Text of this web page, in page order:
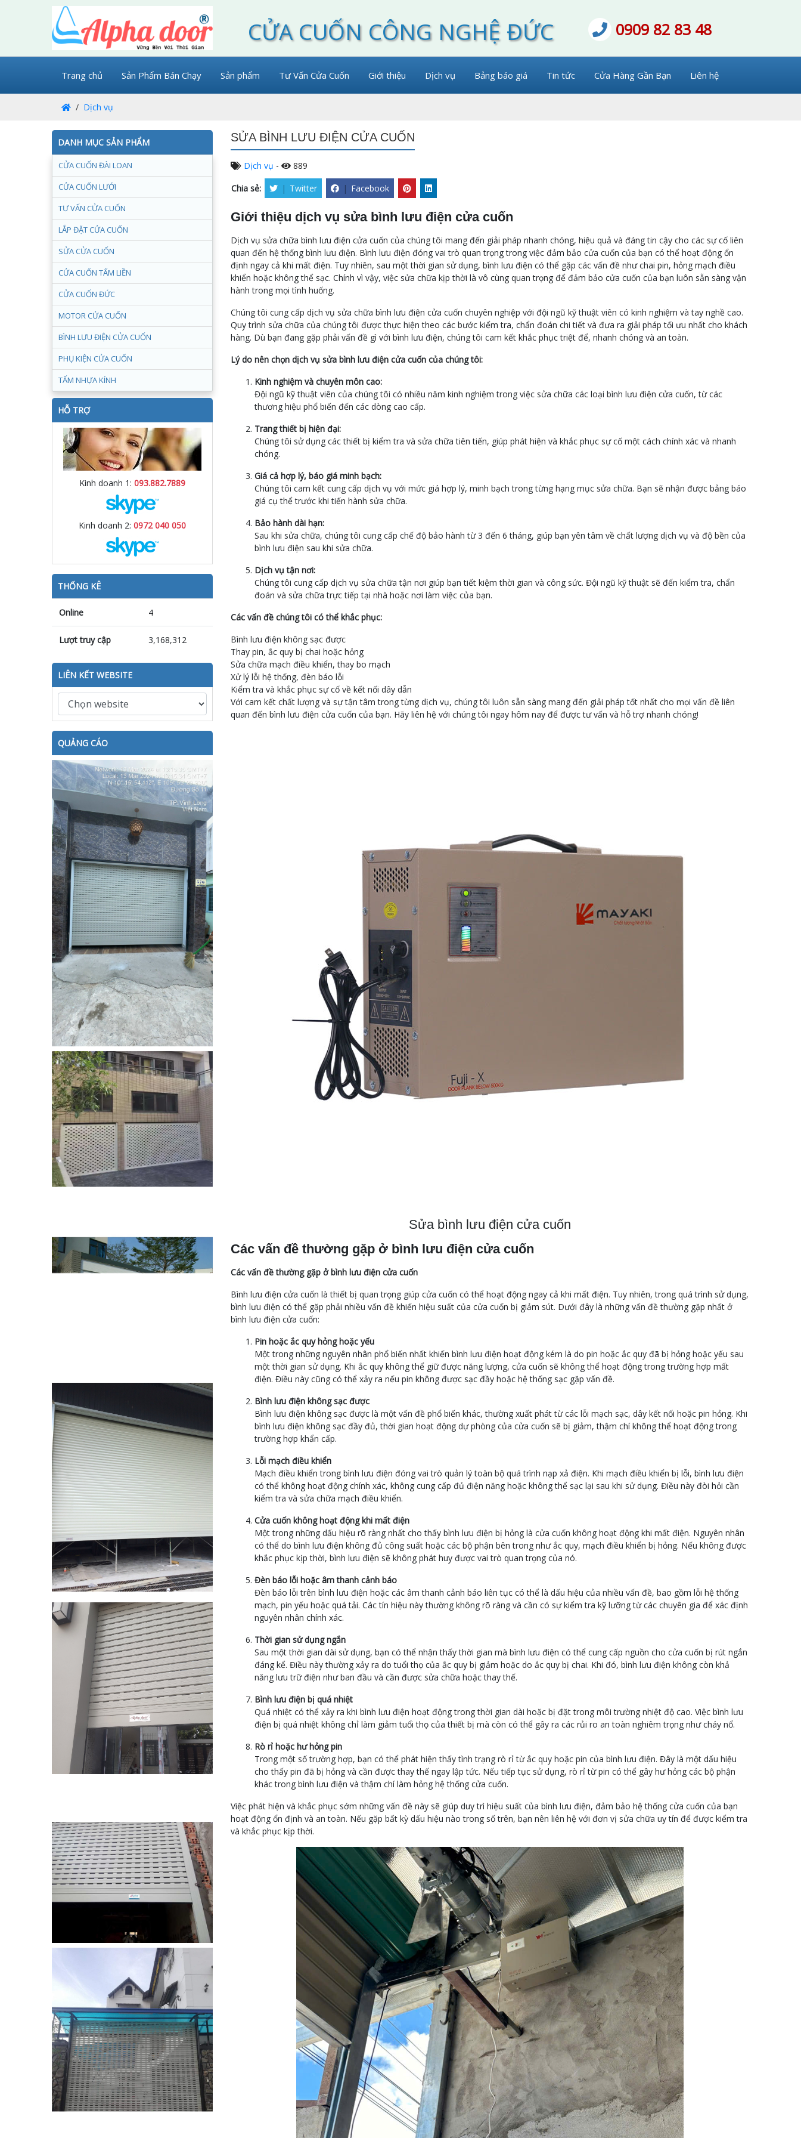
CỬA CUỐN CÔNG NGHỆ ĐỨC 0909 82 83 48
Trang chủ Sản Phẩm Bán Chạy Sản phẩm Tư Vấn Cửa Cuốn Giới thiệu Dịch vụ Bảng báo giá Tin tức Cửa Hàng Gần Bạn Liên hệ
Dịch vụ
DANH MỤC SẢN PHẨM
CỬA CUỐN ĐÀI LOAN
CỬA CUỐN LƯỚI
TƯ VẤN CỬA CUỐN
LẮP ĐẶT CỬA CUỐN
SỬA CỬA CUỐN
CỬA CUỐN TẤM LIỀN
CỬA CUỐN ĐỨC
MOTOR CỬA CUỐN
BÌNH LƯU ĐIỆN CỬA CUỐN
PHỤ KIỆN CỬA CUỐN
TẤM NHỰA KÍNH
HỖ TRỢ
Kinh doanh 1: 093.882.7889
Kinh doanh 2: 0972 040 050
THỐNG KÊ
Online 4
Lượt truy cập 3,168,312
LIÊN KẾT WEBSITE
QUẢNG CÁO
SỬA BÌNH LƯU ĐIỆN CỬA CUỐN
Dịch vụ -
889
Chia sẻ:
| Twitter | Facebook
Giới thiệu dịch vụ sửa bình lưu điện cửa cuốn
Dịch vụ sửa chữa bình lưu điện cửa cuốn của chúng tôi mang đến giải pháp nhanh chóng, hiệu quả và đáng tin cậy cho các sự cố liên
quan đến hệ thống bình lưu điện. Bình lưu điện đóng vai trò quan trọng trong việc đảm bảo cửa cuốn của bạn có thể hoạt động ổn
định ngay cả khi mất điện. Tuy nhiên, sau một thời gian sử dụng, bình lưu điện có thể gặp các vấn đề như chai pin, hỏng mạch điều
khiển hoặc không thể sạc. Chính vì vậy, việc sửa chữa kịp thời là vô cùng quan trọng để đảm bảo cửa cuốn của bạn luôn sẵn sàng vận
hành trong mọi tình huống.
Chúng tôi cung cấp dịch vụ sửa chữa bình lưu điện cửa cuốn chuyên nghiệp với đội ngũ kỹ thuật viên có kinh nghiệm và tay nghề cao.
Quy trình sửa chữa của chúng tôi được thực hiện theo các bước kiểm tra, chẩn đoán chi tiết và đưa ra giải pháp tối ưu nhất cho khách
hàng. Dù bạn đang gặp phải vấn đề gì với bình lưu điện, chúng tôi cam kết khắc phục triệt để, nhanh chóng và an toàn.
Lý do nên chọn dịch vụ sửa bình lưu điện cửa cuốn của chúng tôi:
Kinh nghiệm và chuyên môn cao:
Đội ngũ kỹ thuật viên của chúng tôi có nhiều năm kinh nghiệm trong việc sửa chữa các loại bình lưu điện cửa cuốn, từ các
thương hiệu phổ biến đến các dòng cao cấp.
Trang thiết bị hiện đại:
Chúng tôi sử dụng các thiết bị kiểm tra và sửa chữa tiên tiến, giúp phát hiện và khắc phục sự cố một cách chính xác và nhanh
chóng.
Giá cả hợp lý, báo giá minh bạch:
Chúng tôi cam kết cung cấp dịch vụ với mức giá hợp lý, minh bạch trong từng hạng mục sửa chữa. Bạn sẽ nhận được bảng báo
giá cụ thể trước khi tiến hành sửa chữa.
Bảo hành dài hạn:
Sau khi sửa chữa, chúng tôi cung cấp chế độ bảo hành từ 3 đến 6 tháng, giúp bạn yên tâm về chất lượng dịch vụ và độ bền của
bình lưu điện sau khi sửa chữa.
Dịch vụ tận nơi:
Chúng tôi cung cấp dịch vụ sửa chữa tận nơi giúp bạn tiết kiệm thời gian và công sức. Đội ngũ kỹ thuật sẽ đến kiểm tra, chẩn
đoán và sửa chữa trực tiếp tại nhà hoặc nơi làm việc của bạn.
Các vấn đề chúng tôi có thể khắc phục:
Bình lưu điện không sạc được
Thay pin, ắc quy bị chai hoặc hỏng
Sửa chữa mạch điều khiển, thay bo mạch
Xử lý lỗi hệ thống, đèn báo lỗi
Kiểm tra và khắc phục sự cố về kết nối dây dẫn
Với cam kết chất lượng và sự tận tâm trong từng dịch vụ, chúng tôi luôn sẵn sàng mang đến giải pháp tốt nhất cho mọi vấn đề liên
quan đến bình lưu điện cửa cuốn của bạn. Hãy liên hệ với chúng tôi ngay hôm nay để được tư vấn và hỗ trợ nhanh chóng!
Sửa bình lưu điện cửa cuốn
Các vấn đề thường gặp ở bình lưu điện cửa cuốn
Các vấn đề thường gặp ở bình lưu điện cửa cuốn
Bình lưu điện cửa cuốn là thiết bị quan trọng giúp cửa cuốn có thể hoạt động ngay cả khi mất điện. Tuy nhiên, trong quá trình sử dụng,
bình lưu điện có thể gặp phải nhiều vấn đề khiến hiệu suất của cửa cuốn bị giảm sút. Dưới đây là những vấn đề thường gặp nhất ở
bình lưu điện cửa cuốn:
Pin hoặc ắc quy hỏng hoặc yếu
Một trong những nguyên nhân phổ biến nhất khiến bình lưu điện hoạt động kém là do pin hoặc ắc quy đã bị hỏng hoặc yếu sau
một thời gian sử dụng. Khi ắc quy không thể giữ được năng lượng, cửa cuốn sẽ không thể hoạt động trong trường hợp mất
điện. Điều này cũng có thể xảy ra nếu pin không được sạc đầy hoặc hệ thống sạc gặp vấn đề.
Bình lưu điện không sạc được
Bình lưu điện không sạc được là một vấn đề phổ biến khác, thường xuất phát từ các lỗi mạch sạc, dây kết nối hoặc pin hỏng. Khi
bình lưu điện không sạc đầy đủ, thời gian hoạt động dự phòng của cửa cuốn sẽ bị giảm, thậm chí không thể hoạt động trong
trường hợp khẩn cấp.
Lỗi mạch điều khiển
Mạch điều khiển trong bình lưu điện đóng vai trò quản lý toàn bộ quá trình nạp xả điện. Khi mạch điều khiển bị lỗi, bình lưu điện
có thể không hoạt động chính xác, không cung cấp đủ điện năng hoặc không thể sạc lại sau khi sử dụng. Điều này đòi hỏi cần
kiểm tra và sửa chữa mạch điều khiển.
Cửa cuốn không hoạt động khi mất điện
Một trong những dấu hiệu rõ ràng nhất cho thấy bình lưu điện bị hỏng là cửa cuốn không hoạt động khi mất điện. Nguyên nhân
có thể do bình lưu điện không đủ công suất hoặc các bộ phận bên trong như ắc quy, mạch điều khiển bị hỏng. Nếu không được
khắc phục kịp thời, bình lưu điện sẽ không phát huy được vai trò quan trọng của nó.
Đèn báo lỗi hoặc âm thanh cảnh báo
Đèn báo lỗi trên bình lưu điện hoặc các âm thanh cảnh báo liên tục có thể là dấu hiệu của nhiều vấn đề, bao gồm lỗi hệ thống
mạch, pin yếu hoặc quá tải. Các tín hiệu này thường không rõ ràng và cần có sự kiểm tra kỹ lưỡng từ các chuyên gia để xác định
nguyên nhân chính xác.
Thời gian sử dụng ngắn
Sau một thời gian dài sử dụng, bạn có thể nhận thấy thời gian mà bình lưu điện có thể cung cấp nguồn cho cửa cuốn bị rút ngắn
đáng kể. Điều này thường xảy ra do tuổi thọ của ắc quy bị giảm hoặc do ắc quy bị chai. Khi đó, bình lưu điện không còn khả
năng lưu trữ điện như ban đầu và cần được sửa chữa hoặc thay thế.
Bình lưu điện bị quá nhiệt
Quá nhiệt có thể xảy ra khi bình lưu điện hoạt động trong thời gian dài hoặc bị đặt trong môi trường nhiệt độ cao. Việc bình lưu
điện bị quá nhiệt không chỉ làm giảm tuổi thọ của thiết bị mà còn có thể gây ra các rủi ro an toàn nghiêm trọng như cháy nổ.
Rò rỉ hoặc hư hỏng pin
Trong một số trường hợp, bạn có thể phát hiện thấy tình trạng rò rỉ từ ắc quy hoặc pin của bình lưu điện. Đây là một dấu hiệu
cho thấy pin đã bị hỏng và cần được thay thế ngay lập tức. Nếu tiếp tục sử dụng, rò rỉ từ pin có thể gây hư hỏng các bộ phận
khác trong bình lưu điện và thậm chí làm hỏng hệ thống cửa cuốn.
Việc phát hiện và khắc phục sớm những vấn đề này sẽ giúp duy trì hiệu suất của bình lưu điện, đảm bảo hệ thống cửa cuốn của bạn
hoạt động ổn định và an toàn. Nếu gặp bất kỳ dấu hiệu nào trong số trên, bạn nên liên hệ với đơn vị sửa chữa uy tín để được kiểm tra
và khắc phục kịp thời.